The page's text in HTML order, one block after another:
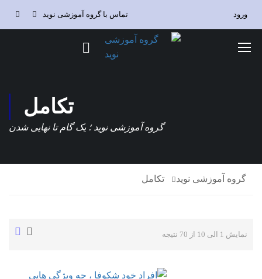
تماس با گروه آموزشی نوید ورود
تکامل
گروه آموزشی نوید ؛ یک گام تا نهایی شدن
گروه آموزشی نوید تکامل
نمایش 1 الی 10 از 70 نتیجه